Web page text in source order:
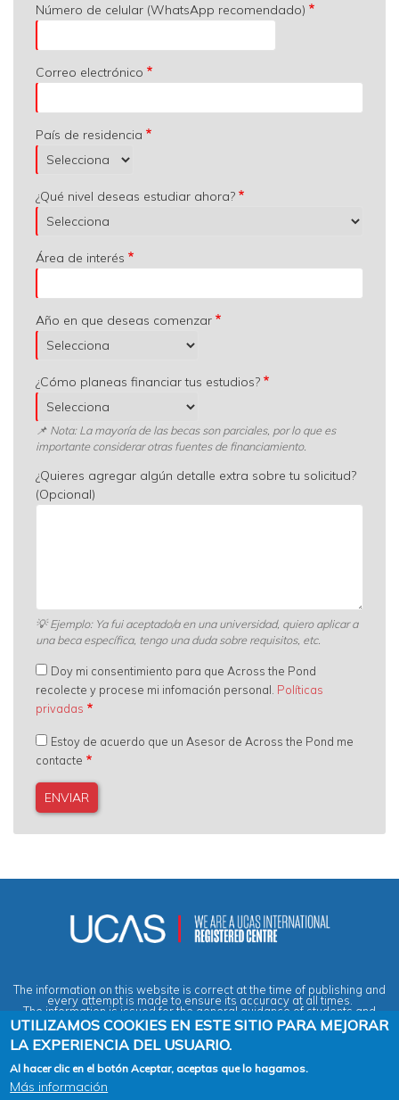
Número de celular (WhatsApp recomendado)
Correo electrónico
País de residencia
¿Qué nivel deseas estudiar ahora?
Área de interés
Año en que deseas comenzar
¿Cómo planeas financiar tus estudios?
📌 Nota: La mayoría de las becas son parciales, por lo que es
importante considerar otras fuentes de financiamiento.
¿Quieres agregar algún detalle extra sobre tu solicitud?
(Opcional)
💡Ejemplo: Ya fui aceptado/a en una universidad, quiero aplicar a
una beca específica, tengo una duda sobre requisitos, etc.
Doy mi consentimiento para que Across the Pond
recolecte y procese mi infomación personal. Políticas
privadas
Estoy de acuerdo que un Asesor de Across the Pond me
contacte
The information on this website is correct at the time of publishing and
every attempt is made to ensure its accuracy at all times.
The information is issued for the general guidance of students and
does not form part of any contract or guarantee.
Privacy & Data Protection Policy|Cookies Policy|Anti-Slavery &
Human Trafficking Statement Terms & Conditions
UTILIZAMOS COOKIES EN ESTE SITIO PARA MEJORAR
LA EXPERIENCIA DEL USUARIO.
Al hacer clic en el botón Aceptar, aceptas que lo hagamos.
Más información